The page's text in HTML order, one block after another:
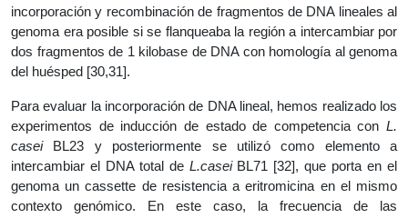
incorporación y recombinación de fragmentos de DNA lineales al
genoma era posible si se flanqueaba la región a intercambiar por
dos fragmentos de 1 kilobase de DNA con homología al genoma
del huésped [30,31].
Para evaluar la incorporación de DNA lineal, hemos realizado los
experimentos de inducción de estado de competencia con L.
caseiBL23 y posteriormente se utilizó como elemento a
intercambiar el DNA total de L.caseiBL71 [32], que porta en el
genoma un cassette de resistencia a eritromicina en el mismo
contexto genómico. En este caso, la frecuencia de las